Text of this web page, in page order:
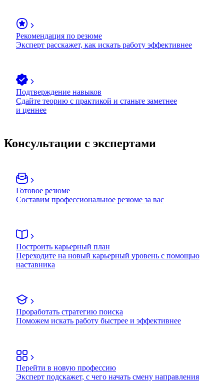
Рекомендация по резюме
Эксперт расскажет, как искать работу эффективнее
Подтверждение навыков
Сдайте теорию с практикой и станьте заметнее
и ценнее
Консультации с экспертами
Готовое резюме
Составим профессиональное резюме за вас
Построить карьерный план
Переходите на новый карьерный уровень с помощью
наставника
Проработать стратегию поиска
Поможем искать работу быстрее и эффективнее
Перейти в новую профессию
Эксперт подскажет, с чего начать смену направления